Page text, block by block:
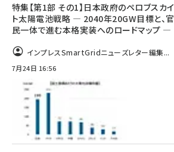
特集【第1部 その1】日本政府のペロブスカイ
ト太陽電池戦略 ― 2040年20GW目標と、官
民一体で進む本格実装へのロードマップ ―
インプレスSmartGridニューズレター編集...
7月24日 16:56